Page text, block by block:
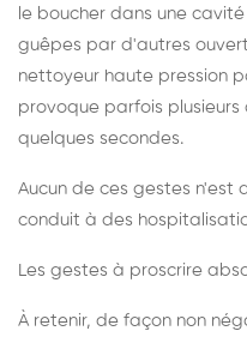
le boucher dans une
guêpes par d'autres
nettoyeur haute pression
provoque parfois
quelques secondes.
Aucun de ces gestes n'est
conduit à des
Les gestes à proscrire
À retenir, de façon non